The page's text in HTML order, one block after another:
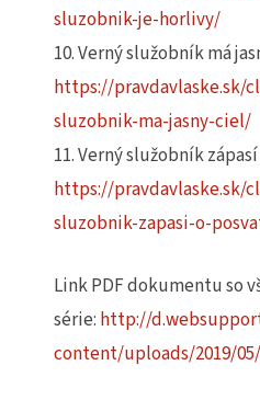
sluzobnik-je-horlivy/
10. Verný služobník má
https://pravdavlaske.sk/
sluzobnik-ma-jasny-ciel/
11. Verný služobník
https://pravdavlaske.sk/
sluzobnik-zapasi-o-
Link PDF dokumentu so
série: http://
content/uploads/2019/